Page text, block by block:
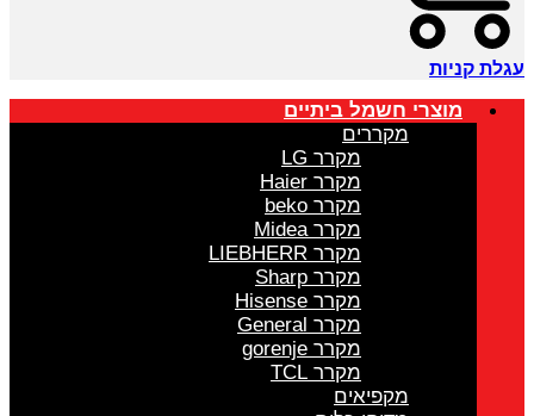
עגלת קניות
מוצרי חשמל ביתיים
מקררים
מקרר LG
מקרר Haier
מקרר beko
מקרר Midea
מקרר LIEBHERR
מקרר Sharp
מקרר Hisense
מקרר General
מקרר gorenje
מקרר TCL
מקפיאים